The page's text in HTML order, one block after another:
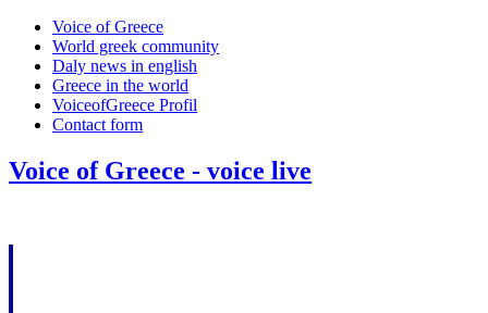
Voice of Greece
World greek community
Daly news in english
Greece in the world
VoiceofGreece Profil
Contact form
Voice of Greece - voice live